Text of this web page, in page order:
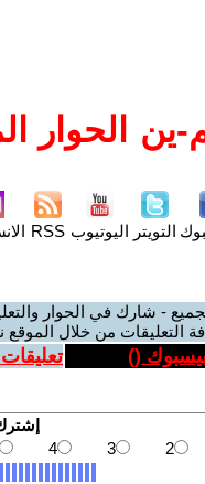
الحوار
التويتر اليوتيوب RSS
- شارك في الحوار
التعليقات من خلال
(
)